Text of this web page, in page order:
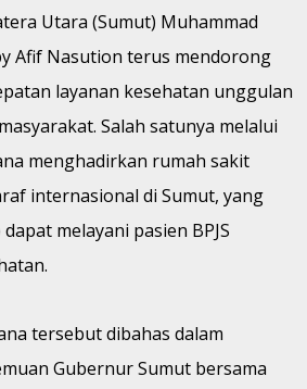
Utara (Sumut) Muhammad
Afif Nasution terus mendorong
layanan kesehatan unggulan
Salah satunya melalui
menghadirkan rumah sakit
internasional di Sumut, yang
melayani pasien BPJS
tersebut dibahas dalam
Gubernur Sumut bersama